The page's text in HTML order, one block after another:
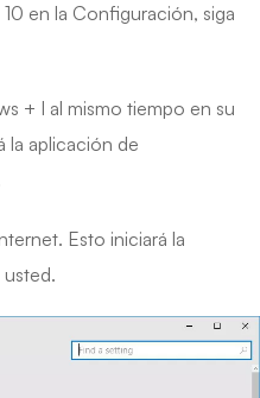
en la Configuración, siga
+ I al mismo tiempo en su
la aplicación de
Esto iniciará la